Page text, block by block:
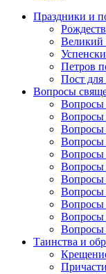
Праздники и
Великий
Петров
Пост
Вопросы
Вопросы
Вопросы
Вопросы
Вопросы
Вопросы
Вопросы
Вопросы
Вопросы
Вопросы
Вопросы
Вопросы
Таинства и